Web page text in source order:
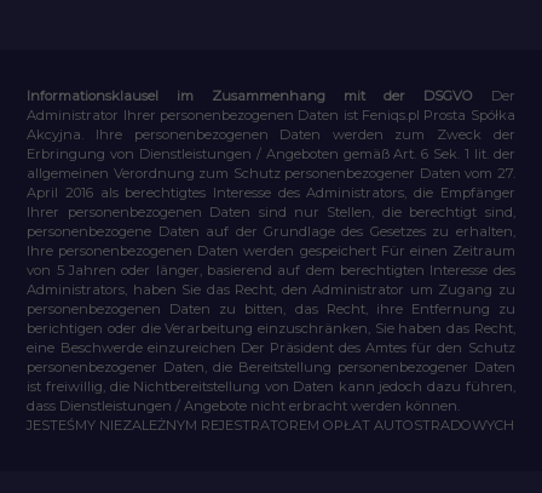
Informationsklausel im Zusammenhang mit der DSGVO
Der
Administrator Ihrer personenbezogenen Daten ist Feniqs.pl Prosta Spółka
Akcyjna. Ihre personenbezogenen Daten werden zum Zweck der
Erbringung von Dienstleistungen / Angeboten gemäß Art. 6 Sek. 1 lit. der
allgemeinen Verordnung zum Schutz personenbezogener Daten vom 27.
April 2016 als berechtigtes Interesse des Administrators, die Empfänger
Ihrer personenbezogenen Daten sind nur Stellen, die berechtigt sind,
personenbezogene Daten auf der Grundlage des Gesetzes zu erhalten,
Ihre personenbezogenen Daten werden gespeichert Für einen Zeitraum
von 5 Jahren oder länger, basierend auf dem berechtigten Interesse des
Administrators, haben Sie das Recht, den Administrator um Zugang zu
personenbezogenen Daten zu bitten, das Recht, ihre Entfernung zu
berichtigen oder die Verarbeitung einzuschränken, Sie haben das Recht,
eine Beschwerde einzureichen Der Präsident des Amtes für den Schutz
personenbezogener Daten, die Bereitstellung personenbezogener Daten
ist freiwillig, die Nichtbereitstellung von Daten kann jedoch dazu führen,
dass Dienstleistungen / Angebote nicht erbracht werden können.
JESTEŚMY NIEZALEŻNYM REJESTRATOREM OPŁAT AUTOSTRADOWYCH